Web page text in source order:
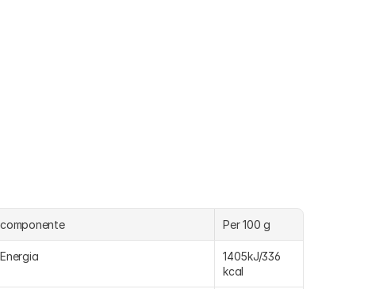
componente Per 100 g
Energia
1405kJ/336
kcal